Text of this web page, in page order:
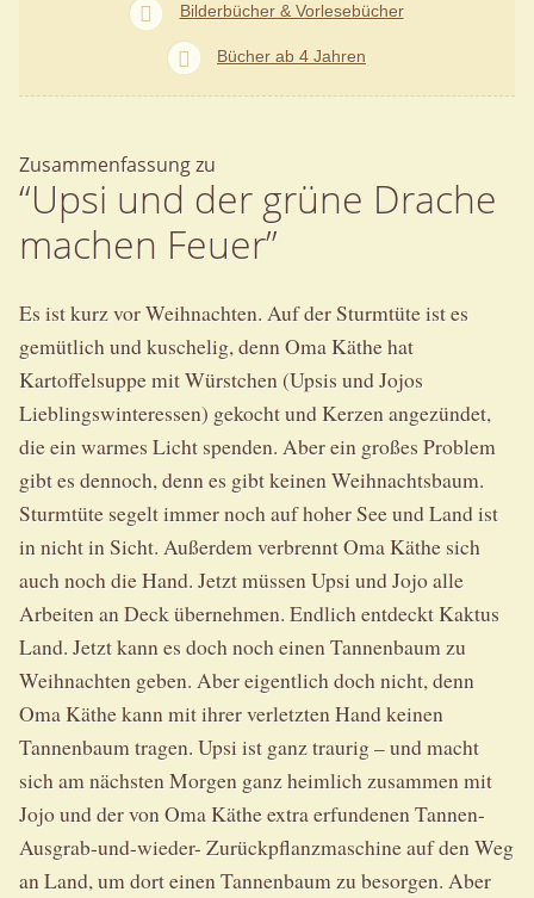
Bilderbücher & Vorlesebücher
Bücher ab 4 Jahren
Zusammenfassung zu
“Upsi und der grüne Drache
machen Feuer”
Es ist kurz vor Weihnachten. Auf der Sturmtüte ist es
gemütlich und kuschelig, denn Oma Käthe hat
Kartoffelsuppe mit Würstchen (Upsis und Jojos
Lieblingswinteressen) gekocht und Kerzen angezündet,
die ein warmes Licht spenden. Aber ein großes Problem
gibt es dennoch, denn es gibt keinen Weihnachtsbaum.
Sturmtüte segelt immer noch auf hoher See und Land ist
in nicht in Sicht. Außerdem verbrennt Oma Käthe sich
auch noch die Hand. Jetzt müssen Upsi und Jojo alle
Arbeiten an Deck übernehmen. Endlich entdeckt Kaktus
Land. Jetzt kann es doch noch einen Tannenbaum zu
Weihnachten geben. Aber eigentlich doch nicht, denn
Oma Käthe kann mit ihrer verletzten Hand keinen
Tannenbaum tragen. Upsi ist ganz traurig – und macht
sich am nächsten Morgen ganz heimlich zusammen mit
Jojo und der von Oma Käthe extra erfundenen Tannen-
Ausgrab-und-wieder- Zurückpflanzmaschine auf den Weg
an Land, um dort einen Tannenbaum zu besorgen. Aber